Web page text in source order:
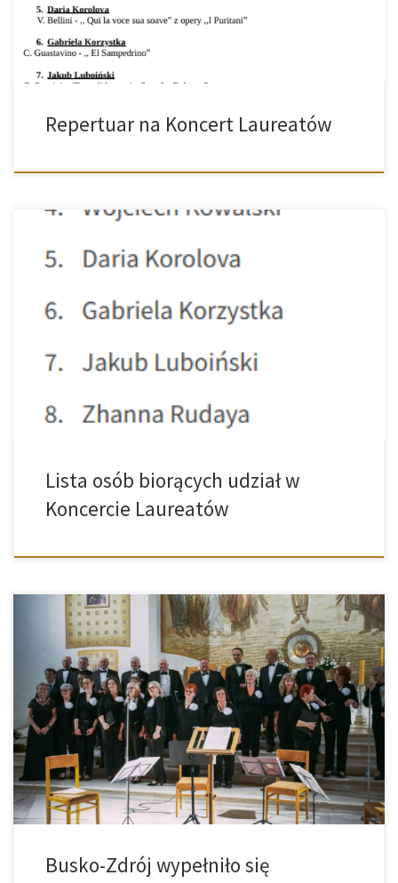
Repertuar na Koncert Laureatów
Buskim Samorządowym Centrum Kultury (Al. Mickiewicza 22)
odbędzie się Koncert Laureatów Międzynarodowego Konkursu
tegorocznej edycji: Prowadzenie koncertu: Magdalena Sitek Wstęp
wolny Serdecznie zapraszamy!
Lista osób biorących udział w
Koncercie Laureatów
15 sierpnia, w święto Wniebowzięcia Najświętszej Maryi Panny,
Sanktuarium św. Brata Alberta w Busku-Zdroju stało się miejscem
wyjątkowego wydarzenia muzycznego. Punktualnie o godzinie 20:00
rozpoczął się koncert muzyki sakralnej „Ave Maria”, który przyciągnął
licznych melomanów, parafian i kuracjuszy. Wieczór otworzyli
uczestnicy warsztatów wokalistyki, prezentując efekty swojej
kilkudniowej pracy pod okiem […]
Busko-Zdrój wypełniło się